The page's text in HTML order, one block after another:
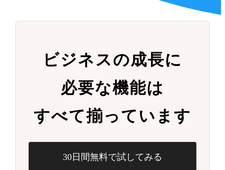
ビジネスの成長に
必要な機能は
すべて揃っています
30日間無料で試してみる